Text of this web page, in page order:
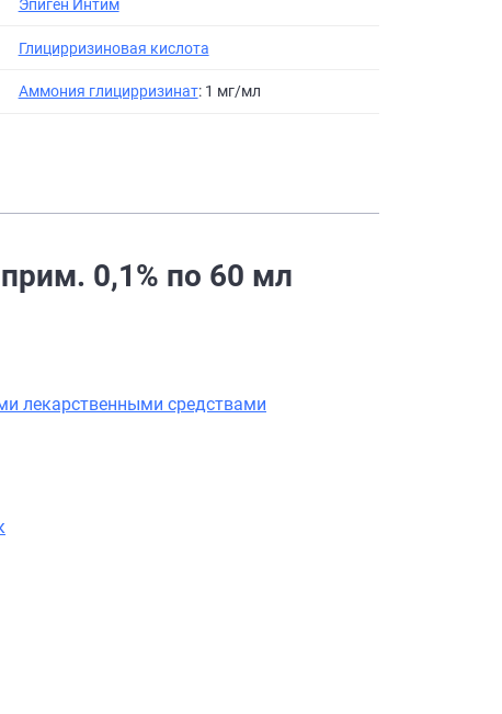
Эпиген Интим
Глицирризиновая кислота
Аммония глицирризинат: 1 мг/мл
0,1% по 60 мл
лекарственными средствами